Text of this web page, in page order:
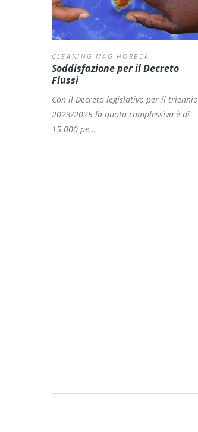
CLEANING MAG HORECA
Soddisfazione per il Decreto
Flussi
Con il Decreto legislativo per il triennio
2023/2025 la quota complessiva è di
15.000 pe...